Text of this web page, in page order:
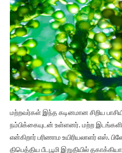
மற்றவர்கள் இந்த கடினமான சிறிய
நம்பிக்கையுடன் உள்ளனர். மற்ற
என்கிறார் பரிணாம உயிரியலாளர் எஸ்.
திபெத்திய பீடபூமி இறுதியில்